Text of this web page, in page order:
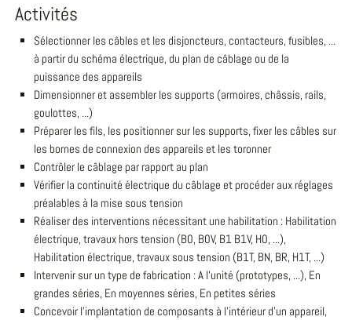
Activités
Sélectionner les câbles et les disjoncteurs, contacteurs, fusibles, ...
à partir du schéma électrique, du plan de câblage ou de la
puissance des appareils
Dimensionner et assembler les supports (armoires, châssis, rails,
goulottes, ...)
Préparer les fils, les positionner sur les supports, fixer les câbles sur
les bornes de connexion des appareils et les toronner
Contrôler le câblage par rapport au plan
Vérifier la continuité électrique du câblage et procéder aux réglages
préalables à la mise sous tension
Réaliser des interventions nécessitant une habilitation : Habilitation
électrique, travaux hors tension (B0, B0V, B1 B1V, H0, ...),
Habilitation électrique, travaux sous tension (B1T, BN, BR, H1T, ...)
Intervenir sur un type de fabrication : A l'unité (prototypes, ...), En
grandes séries, En moyennes séries, En petites séries
Concevoir l'implantation de composants à l'intérieur d'un appareil,